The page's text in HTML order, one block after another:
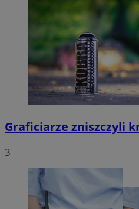
Graficiarze zniszczyli
3